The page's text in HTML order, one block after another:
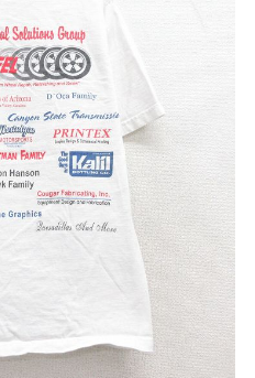
ィース
りから探す
す（メンズ）
XL
M L XL